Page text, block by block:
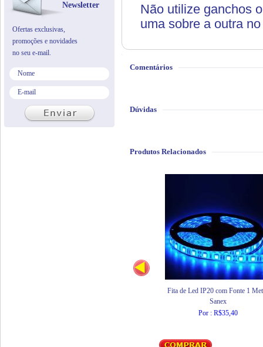
Não utilize ganchos
uma sobre a outra
Comentários
Dúvidas
Produtos Relacionados
Fita de Led IP20 com Fonte 1
Sanex
Por : R$35,40
Newsletter
Ofertas exclusivas,
promoções e novidades
no seu e-mail.